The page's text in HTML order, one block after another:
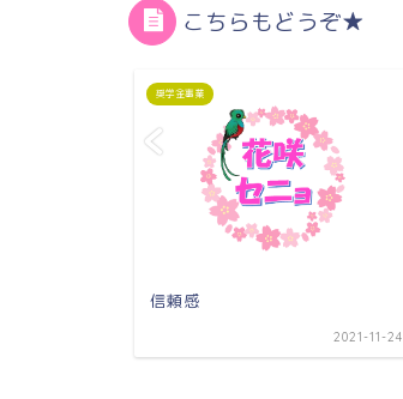
こちらもどうぞ★
奨学金事業
信頼感
2021-11-24